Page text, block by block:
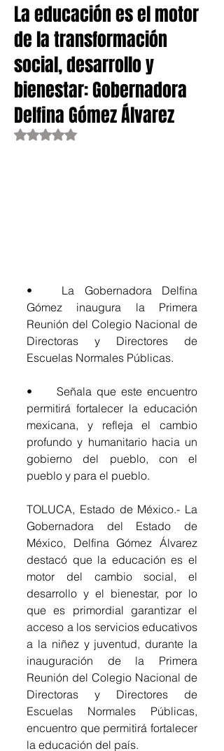
La educación es el motor
de la transformación
social, desarrollo y
bienestar: Gobernadora
Delfina Gómez Álvarez
Obtuvo NaN de 5 estrellas.
•	La Gobernadora Delfina
Gómez inaugura la Primera
Reunión del Colegio Nacional de
Directoras y Directores de
Escuelas Normales Públicas.
•	Señala que este encuentro
permitirá fortalecer la educación
mexicana, y refleja el cambio
profundo y humanitario hacia un
gobierno del pueblo, con el
pueblo y para el pueblo.
TOLUCA, Estado de México.- La
Gobernadora del Estado de
México, Delfina Gómez Álvarez
destacó que la educación es el
motor del cambio social, el
desarrollo y el bienestar, por lo
que es primordial garantizar el
acceso a los servicios educativos
a la niñez y juventud, durante la
inauguración de la Primera
Reunión del Colegio Nacional de
Directoras y Directores de
Escuelas Normales Públicas,
encuentro que permitirá fortalecer
la educación del país.